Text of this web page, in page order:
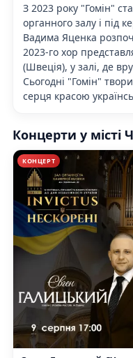
З 2023 року "Гомін"
органного залу і під
Вадима Яценка
2023-го хор
(Швеція), у залі, де
Сьогодні "Гомін"
серця красою
Концерти у місті
КОНЦЕРТ